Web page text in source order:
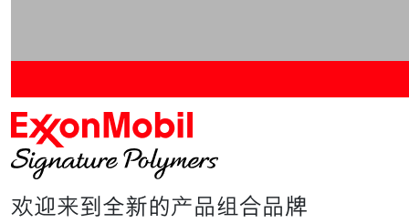
欢迎来到全新的产品组合品牌